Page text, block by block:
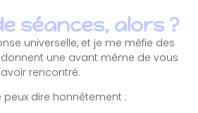
séances, alors ?
universelle, et je me méfie des
une avant même de vous
avoir rencontré.
peux dire honnêtement :